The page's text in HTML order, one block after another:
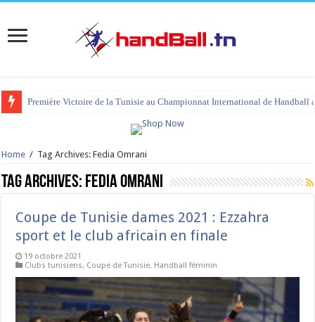
Première Victoire de la Tunisie au Championnat International de Handball
Home / Tag Archives: Fedia Omrani
Tag Archives: Fedia Omrani
Coupe de Tunisie dames 2021 : Ezzahra
sport et le club africain en finale
19 octobre 2021
Clubs tunisiens, Coupe de Tunisie, Handball féminin